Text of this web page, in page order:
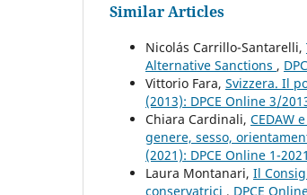
Similar Articles
Nicolás Carrillo-Santarelli,
Alternative Sanctions ,
Vittorio Fara, Svizzera. Il
(2013): DPCE Online 3/
Chiara Cardinali, CEDAW
genere, sesso,
(2021): DPCE Online 1-2021
Laura Montanari, Il
conservatrici , DPCE